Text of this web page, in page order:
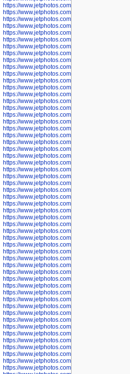
https://www.jetphotos.com/photographer/601261
https://www.jetphotos.com/photographer/601263
https://www.jetphotos.com/photographer/601264
https://www.jetphotos.com/photographer/601265
https://www.jetphotos.com/photographer/601266
https://www.jetphotos.com/photographer/601267
https://www.jetphotos.com/photographer/601268
https://www.jetphotos.com/photographer/601269
https://www.jetphotos.com/photographer/601270
https://www.jetphotos.com/photographer/601272
https://www.jetphotos.com/photographer/601273
https://www.jetphotos.com/photographer/602779
https://www.jetphotos.com/photographer/602780
https://www.jetphotos.com/photographer/602781
https://www.jetphotos.com/photographer/602782
https://www.jetphotos.com/photographer/600111
https://www.jetphotos.com/photographer/600112
https://www.jetphotos.com/photographer/600148
https://www.jetphotos.com/photographer/600151
https://www.jetphotos.com/photographer/600155
https://www.jetphotos.com/photographer/600157
https://www.jetphotos.com/photographer/600159
https://www.jetphotos.com/photographer/600161
https://www.jetphotos.com/photographer/600163
https://www.jetphotos.com/photographer/600647
https://www.jetphotos.com/photographer/600648
https://www.jetphotos.com/photographer/600649
https://www.jetphotos.com/photographer/600650
https://www.jetphotos.com/photographer/602889
https://www.jetphotos.com/photographer/602890
https://www.jetphotos.com/photographer/602891
https://www.jetphotos.com/photographer/602895
https://www.jetphotos.com/photographer/602897
https://www.jetphotos.com/photographer/602900
https://www.jetphotos.com/photographer/602904
https://www.jetphotos.com/photographer/602907
https://www.jetphotos.com/photographer/602913
https://www.jetphotos.com/photographer/602916
https://www.jetphotos.com/photographer/602918
https://www.jetphotos.com/photographer/602922
https://www.jetphotos.com/photographer/602923
https://www.jetphotos.com/photographer/602925
https://www.jetphotos.com/photographer/602926
https://www.jetphotos.com/photographer/600534
https://www.jetphotos.com/photographer/600535
https://www.jetphotos.com/photographer/600536
https://www.jetphotos.com/photographer/600538
https://www.jetphotos.com/photographer/600539
https://www.jetphotos.com/photographer/600540
https://www.jetphotos.com/photographer/600542
https://www.jetphotos.com/photographer/600543
https://www.jetphotos.com/photographer/600544
https://www.jetphotos.com/photographer/600547
https://www.jetphotos.com/photographer/600548